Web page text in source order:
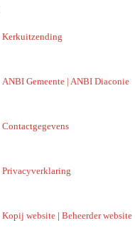
Kerkuitzending
ANBI Gemeente | ANBI Diaconie
Contactgegevens
Privacyverklaring
Kopij website | Beheerder website